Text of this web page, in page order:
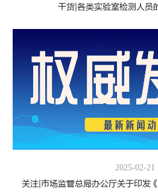
干货|各类实验室检测人员
2025-02-21
关注|市场监管总局办公厅关于印发